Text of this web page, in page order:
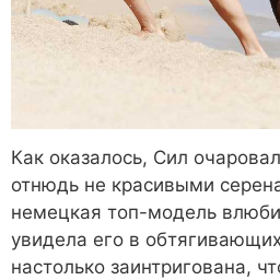
Как оказалось, Сил
отнюдь не красивыми
немецкая топ-модель
увидела его в
настолько заинтригована,